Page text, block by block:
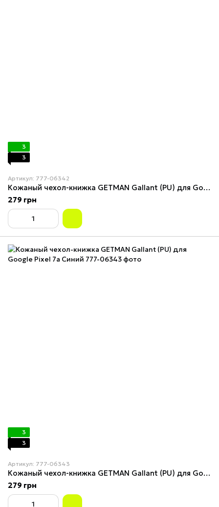
3
3
Артикул: 777-06342
Кожаный чехол-книжка GETMAN Gallant (PU) для Google Pixel 7a Red
279 грн
3
3
Артикул: 777-06343
Кожаный чехол-книжка GETMAN Gallant (PU) для Google Pixel 7a Синий
279 грн